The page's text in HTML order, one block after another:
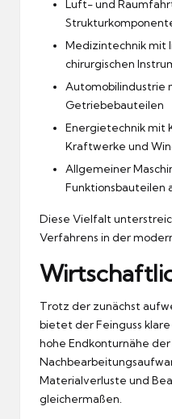
Luft- und
Medizintechnik mit
chirurgischen
Automobilindustrie
Getriebebauteilen
Energietechnik mit
Kraftwerke und
Allgemeiner
Funktionsbauteilen
Diese Vielfalt
Verfahrens in der
Trotz der zunächst
bietet der Feinguss
hohe Endkonturnähe
Materialverluste und
gleichermaßen.